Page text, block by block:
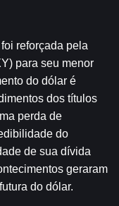
reforçada pela
para seu menor
do dólar é
dos títulos
perda de
do
de sua dívida
geraram
do dólar.